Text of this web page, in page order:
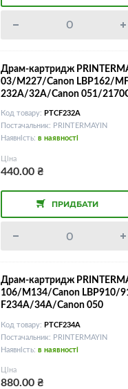
Драм-картридж
03/M227/Canon LBP162/
232A/32A/Canon 051/
Код товару: PTCF232A
Постачальник: PRINTERMAYIN
Наявність: в наявності
Ціна
440.00₴
ПРИДБАТИ
Драм-картридж
106/M134/Canon LBP910/
F234A/34A/Canon 050
Код товару: PTCF234A
Постачальник: PRINTERMAYIN
Наявність: в наявності
Ціна
880.00₴